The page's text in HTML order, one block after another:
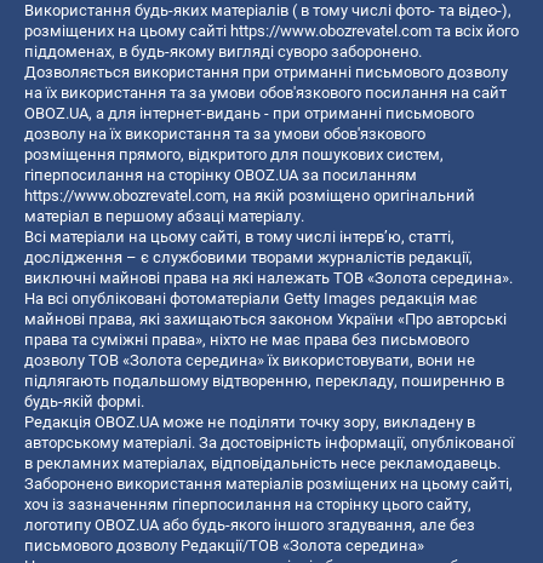
Використання будь-яких матеріалів ( в тому числі фото- та відео-),
розміщених на цьому сайті https://www.obozrevatel.com та всіх його
піддоменах, в будь-якому вигляді суворо заборонено.
Дозволяється використання при отриманні письмового дозволу
на їх використання та за умови обов'язкового посилання на сайт
OBOZ.UA, а для інтернет-видань - при отриманні письмового
дозволу на їх використання та за умови обов'язкового
розміщення прямого, відкритого для пошукових систем,
гіперпосилання на сторінку OBOZ.UA за посиланням
https://www.obozrevatel.com, на якій розміщено оригінальний
матеріал в першому абзаці матеріалу.
Всі матеріали на цьому сайті, в тому числі інтерв’ю, статті,
дослідження – є службовими творами журналістів редакції,
виключні майнові права на які належать ТОВ «Золота середина».
На всі опубліковані фотоматеріали Getty Images редакція має
майнові права, які захищаються законом України «Про авторські
права та суміжні права», ніхто не має права без письмового
дозволу ТОВ «Золота середина» їх використовувати, вони не
підлягають подальшому відтворенню, перекладу, поширенню в
будь-якій формі.
Редакція OBOZ.UA може не поділяти точку зору, викладену в
авторському матеріалі. За достовірність інформації, опублікованої
в рекламних матеріалах, відповідальність несе рекламодавець.
Заборонено використання матеріалів розміщених на цьому сайті,
хоч із зазначенням гіперпосилання на сторінку цього сайту,
логотипу OBOZ.UA або будь-якого іншого згадування, але без
письмового дозволу Редакції/ТОВ «Золота середина»